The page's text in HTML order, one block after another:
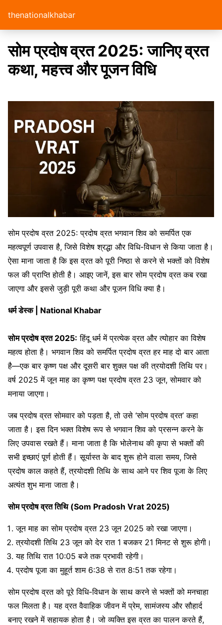
thenationalkhabar
सोम प्रदोष व्रत 2025: जानिए व्रत
कथा, महत्त्व और पूजन विधि
सोम प्रदोष व्रत 2025: प्रदोष व्रत भगवान शिव को समर्पित एक
महत्वपूर्ण उपवास है, जिसे विशेष श्रद्धा और विधि-विधान से किया जाता है।
ऐसा माना जाता है कि इस व्रत को पूरी निष्ठा से करने से भक्तों को विशेष
फल की प्राप्ति होती है। आइए जानें, इस बार सोम प्रदोष व्रत कब रखा
जाएगा और इससे जुड़ी पूरी कथा और पूजन विधि क्या है।
धर्म डेस्क | National Khabar
सोम प्रदोष व्रत 2025: हिंदू धर्म में प्रत्येक व्रत और त्योहार का विशेष
महत्व होता है। भगवान शिव को समर्पित प्रदोष व्रत हर माह दो बार आता
है—एक बार कृष्ण पक्ष और दूसरी बार शुक्ल पक्ष की त्रयोदशी तिथि पर।
वर्ष 2025 में जून माह का कृष्ण पक्ष प्रदोष व्रत 23 जून, सोमवार को
मनाया जाएगा।
जब प्रदोष व्रत सोमवार को पड़ता है, तो उसे ‘सोम प्रदोष व्रत’ कहा
जाता है। इस दिन भक्त विशेष रूप से भगवान शिव को प्रसन्न करने के
लिए उपवास रखते हैं। माना जाता है कि भोलेनाथ की कृपा से भक्तों की
सभी इच्छाएं पूर्ण होती हैं। सूर्यास्त के बाद शुरू होने वाला समय, जिसे
प्रदोष काल कहते हैं, त्रयोदशी तिथि के साथ आने पर शिव पूजा के लिए
अत्यंत शुभ माना जाता है।
सोम प्रदोष व्रत तिथि (Som Pradosh Vrat 2025)
जून माह का सोम प्रदोष व्रत 23 जून 2025 को रखा जाएगा।
त्रयोदशी तिथि 23 जून को देर रात 1 बजकर 21 मिनट से शुरू होगी।
यह तिथि रात 10:05 बजे तक प्रभावी रहेगी।
प्रदोष पूजा का मुहूर्त शाम 6:38 से रात 8:51 तक रहेगा।
सोम प्रदोष व्रत को पूरे विधि-विधान के साथ करने से भक्तों को मनचाहा
फल मिलता है। यह व्रत वैवाहिक जीवन में प्रेम, सामंजस्य और सौहार्द
बनाए रखने में सहायक होता है। जो व्यक्ति इस व्रत का पालन करते हैं,